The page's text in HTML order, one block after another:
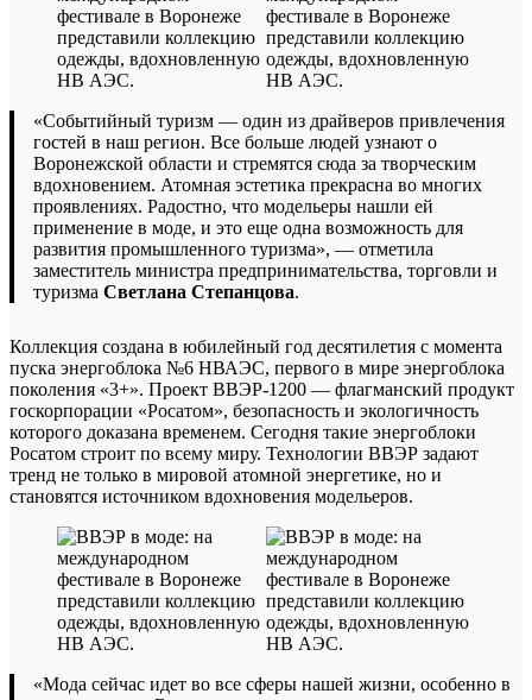
«Событийный туризм — один из драйверов привлечения
гостей в наш регион. Все больше людей узнают о
Воронежской области и стремятся сюда за творческим
вдохновением. Атомная эстетика прекрасна во многих
проявлениях. Радостно, что модельеры нашли ей
применение в моде, и это еще одна возможность для
развития промышленного туризма», — отметила
заместитель министра предпринимательства, торговли и
туризма Светлана Степанцова.
Коллекция создана в юбилейный год десятилетия с момента
пуска энергоблока №6 НВАЭС, первого в мире энергоблока
поколения «3+». Проект ВВЭР-1200 — флагманский продукт
госкорпорации «Росатом», безопасность и экологичность
которого доказана временем. Сегодня такие энергоблоки
Росатом строит по всему миру. Технологии ВВЭР задают
тренд не только в мировой атомной энергетике, но и
становятся источником вдохновения модельеров.
«Мода сейчас идет во все сферы нашей жизни, особенно в